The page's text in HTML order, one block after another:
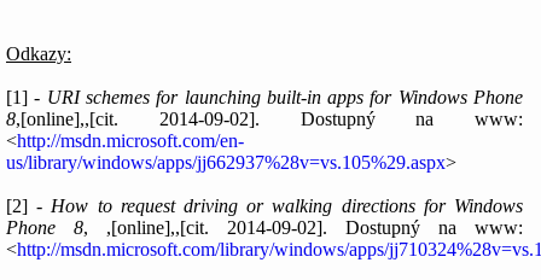
Odkazy:
[1] - URI schemes for launching built-in apps for Windows Phone
8,[online],,[cit. 2014-09-02]. Dostupný na www:
<http://msdn.microsoft.com/en-
us/library/windows/apps/jj662937%28v=vs.105%29.aspx>
[2] - How to request driving or walking directions for Windows
Phone 8, ,[online],,[cit. 2014-09-02]. Dostupný na www:
<http://msdn.microsoft.com/library/windows/apps/